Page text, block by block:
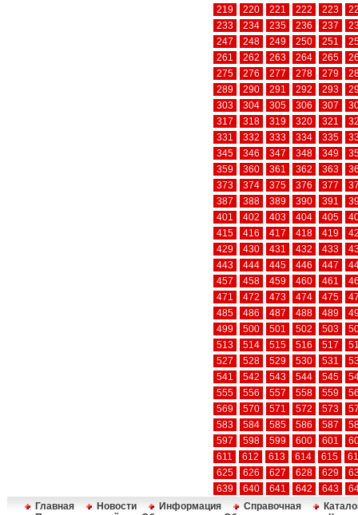
219
220 221 222 223
233
234 235 236 237
247
248 249 250 251
261
262 263 264 265
275
276 277 278 279
289
290 291 292 293
303
304 305 306 307
317
318 319 320 321
331
332 333 334 335
345
346 347 348 349
359
360 361 362 363
373
374 375 376 377
387
388 389 390 391
401
402 403 404 405
415
416 417 418 419
429
430 431 432 433
443
444 445 446 447
457
458 459 460 461
471
472 473 474 475
485
486 487 488 489
499
500 501 502 503
513
514 515 516 517
527
528 529 530 531
541
542 543 544 545
555
556 557 558 559
569
570 571 572 573
583
584 585 586 587
597
598 599 600 601
611
612 613 614 615
625
626 627 628 629
639
640 641 642 643
Главная
Новости Информация Справочная